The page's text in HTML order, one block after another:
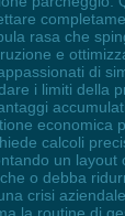
rasa che
e
di
i limiti della
economica
calcoli
un layout
o debba
crisi